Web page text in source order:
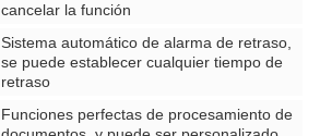
cancelar la función
Sistema automático de alarma de retraso,
se puede establecer cualquier tiempo de
retraso
Funciones perfectas de procesamiento de